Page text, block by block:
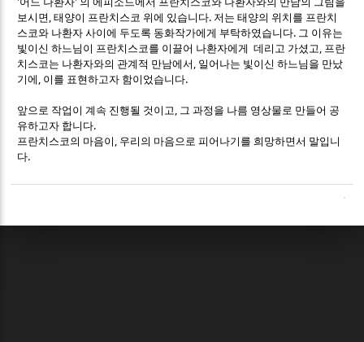
보시면, 태양이 프란치스코 위에 있습니다. 저는 태양의 위치를 프란치
스코와 나환자 사이에 두도록 동화작가에게 부탁하였습니다. 그 이유는
빛이신 하느님이 프란치스코를 이끌어 나환자에게 데리고 가셨고, 프란
치스코는 나환자와의 관계적 만남에서, 일어나는 빛이신 하느님을 만났
기에, 이를 표현하고자 함이었습니다.
앞으로 작업이 계속 진행될 것이고, 그 과정을 나름 영상물로 만들어 공
유하고자 합니다.
프란치스코의 마음이, 우리의 마음으로 피어나기를 희망하면서 말입니
다.